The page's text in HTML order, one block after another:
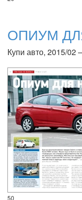
ОПИУМ
Купи авто, 2015/02
50